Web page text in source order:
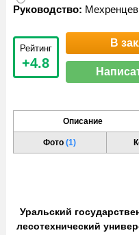
Руководство:
Рейтинг
+4.8
В
Описание
Фото(1)
Уральский
лесотехнический